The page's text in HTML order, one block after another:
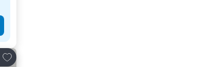
Lisää suosikkeihin